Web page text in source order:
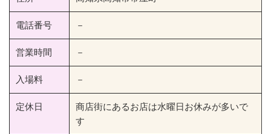
電話番号 －
営業時間 －
入場料 －
定休日
商店街にあるお店は水曜日お休みが多いで
す